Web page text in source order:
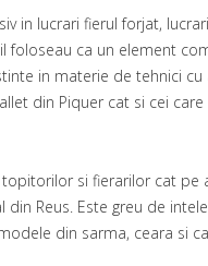
in lucrari fierul forjat,
foloseau ca un element
in materie de tehnici
din Piquer cat si cei
si fierarilor cat pe
din Reus. Este greu de
din sarma, ceara si